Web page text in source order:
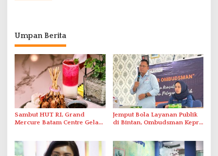
Umpan Berita
Sambut HUT RI, Grand
Mercure Batam Centre Gelar
Jemput Bola Layanan Publik
di Bintan, Ombudsman Kepri